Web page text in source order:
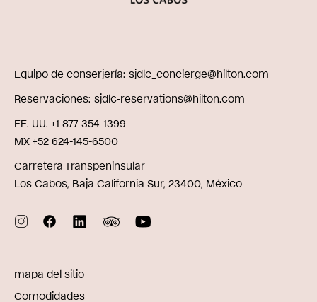
Equipo de conserjería sjdlc_concierge@hilton.com
Reservaciones sjdlc-reservations@hilton.com
EE. UU. +1 877-354-1399
MX +52 624-145-6500
Carretera Transpeninsular
Los Cabos, Baja California Sur, 23400, México
mapa del sitio
Comodidades